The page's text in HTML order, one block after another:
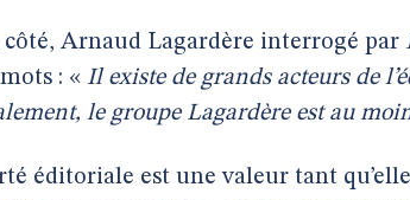
côté, Arnaud Lagardère interrogé par
: « Il existe de grands acteurs de
le groupe Lagardère est au
éditoriale est une valeur tant